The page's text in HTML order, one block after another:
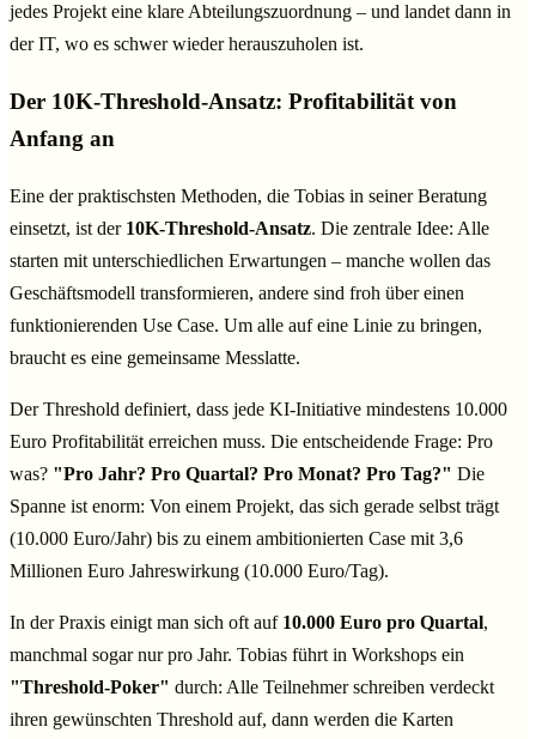
jedes Projekt eine klare Abteilungszuordnung – und landet dann in
der IT, wo es schwer wieder herauszuholen ist.
Der 10K-Threshold-Ansatz: Profitabilität von
Anfang an
Eine der praktischsten Methoden, die Tobias in seiner Beratung
einsetzt, ist der 10K-Threshold-Ansatz. Die zentrale Idee: Alle
starten mit unterschiedlichen Erwartungen – manche wollen das
Geschäftsmodell transformieren, andere sind froh über einen
funktionierenden Use Case. Um alle auf eine Linie zu bringen,
braucht es eine gemeinsame Messlatte.
Der Threshold definiert, dass jede KI-Initiative mindestens 10.000
Euro Profitabilität erreichen muss. Die entscheidende Frage: Pro
was? "Pro Jahr? Pro Quartal? Pro Monat? Pro Tag?" Die
Spanne ist enorm: Von einem Projekt, das sich gerade selbst trägt
(10.000 Euro/Jahr) bis zu einem ambitionierten Case mit 3,6
Millionen Euro Jahreswirkung (10.000 Euro/Tag).
In der Praxis einigt man sich oft auf 10.000 Euro pro Quartal,
manchmal sogar nur pro Jahr. Tobias führt in Workshops ein
"Threshold-Poker" durch: Alle Teilnehmer schreiben verdeckt
ihren gewünschten Threshold auf, dann werden die Karten